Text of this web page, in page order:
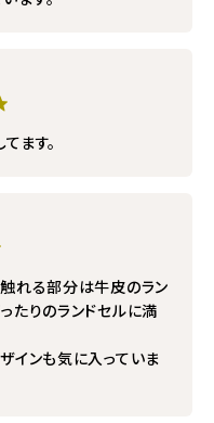
ます。
れる部分は牛皮のラン
たりのランドセルに満
インも気に入っていま